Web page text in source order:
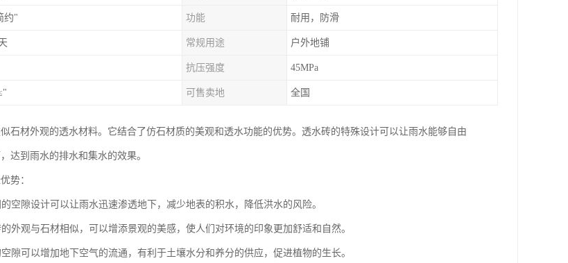
约" 功能 耐用，防滑
常规用途 户外地铺
抗压强度 45MPa
可售卖地 全国
石材外观的透水材料。它结合了仿石材质的美观和透水功能的优势。透水砖的特殊设计可以让雨水能够自由
达到雨水的排水和集水的效果。
势：
空隙设计可以让雨水迅速渗透地下，减少地表的积水，降低洪水的风险。
外观与石材相似，可以增添景观的美感，使人们对环境的印象更加舒适和自然。
隙可以增加地下空气的流通，有利于土壤水分和养分的供应，促进植物的生长。